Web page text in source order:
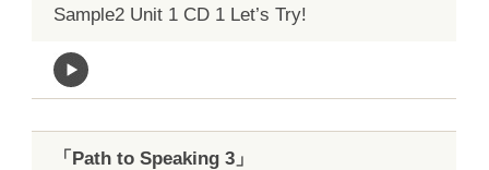
Sample2 Unit 1 CD 1 Let’s Try!
「Path to Speaking 3」